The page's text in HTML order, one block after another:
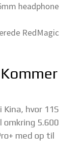
headphone
RedMagic
hvor 11S
5.600
med op til